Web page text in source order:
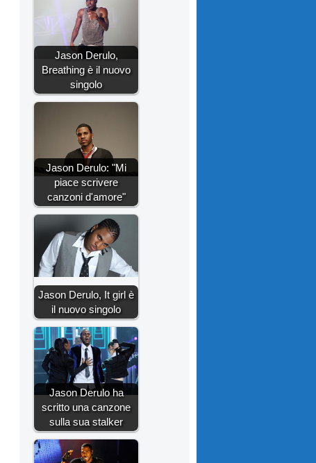
Jason Derulo,
Breathing è il nuovo
singolo
Jason Derulo: "Mi
piace scrivere
canzoni d'amore"
Jason Derulo, It girl è
il nuovo singolo
Jason Derulo ha
scritto una canzone
sulla sua stalker